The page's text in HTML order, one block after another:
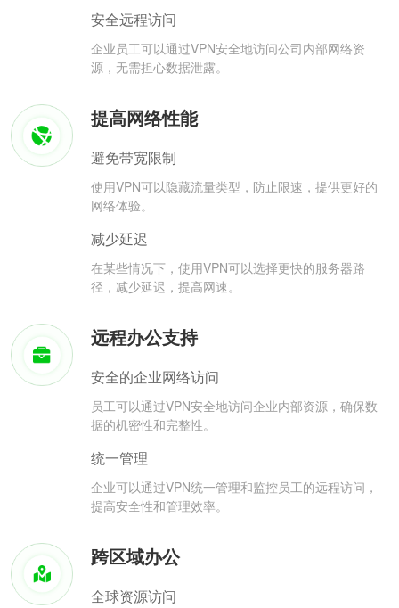
安全远程访问
企业员工可以通过VPN安全地访问公司内部网络资
源，无需担心数据泄露。
提高网络性能
避免带宽限制
使用VPN可以隐藏流量类型，防止限速，提供更好的
网络体验。
减少延迟
在某些情况下，使用VPN可以选择更快的服务器路
径，减少延迟，提高网速。
远程办公支持
安全的企业网络访问
员工可以通过VPN安全地访问企业内部资源，确保数
据的机密性和完整性。
统一管理
企业可以通过VPN统一管理和监控员工的远程访问，
提高安全性和管理效率。
跨区域办公
全球资源访问